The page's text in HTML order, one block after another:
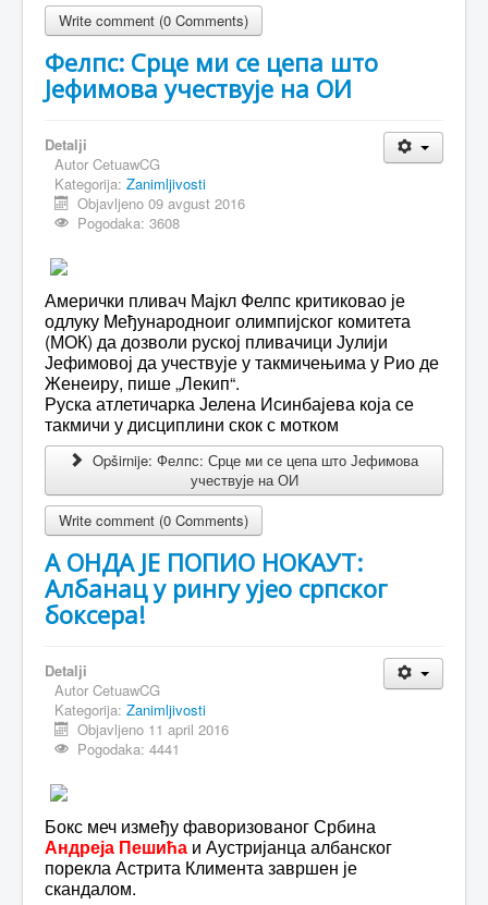
Write comment (0 Comments)
Фелпс: Срце ми се цепа што
Јефимова учествује на ОИ
Detalji
Autor CetuawCG
Kategorija: Zanimljivosti
Objavljeno 09 avgust 2016
Pogodaka: 3608
Амерички пливач Мајкл Фелпс критиковао је
одлуку Mеђународноиг олимпијског комитета
(МОК) да дозволи руској пливачици Јулији
Јефимовој да учествује у такмичењима у Рио де
Женеиру, пише „Лекип“.
Руска атлетичарка Јелена Исинбајева која се
такмичи у дисциплини скок с мотком
Opširnije: Фелпс: Срце ми се цепа што Јефимова
учествује на ОИ
Write comment (0 Comments)
А ОНДА ЈЕ ПОПИО НОКАУТ:
Албанац у рингу ујео српског
боксера!
Detalji
Autor CetuawCG
Kategorija: Zanimljivosti
Objavljeno 11 april 2016
Pogodaka: 4441
Бокс меч између фаворизованог Србина
Андреја Пешића и Аустријанца албанског
порекла Астрита Климента завршен је
скандалом.